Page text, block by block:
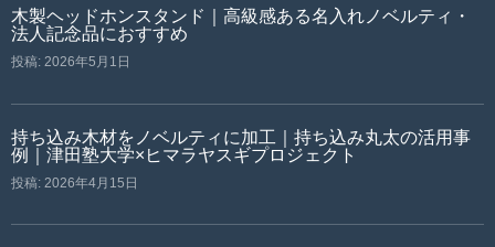
木製ヘッドホンスタンド｜高級感ある名入れノベルティ・
法人記念品におすすめ
投稿: 2026年5月1日
持ち込み木材をノベルティに加工｜持ち込み丸太の活用事
例｜津田塾大学×ヒマラヤスギプロジェクト
投稿: 2026年4月15日